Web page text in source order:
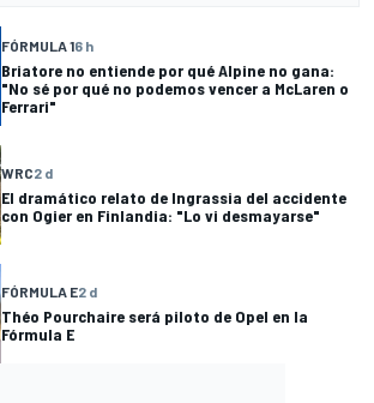
FÓRMULA 16 h
Briatore no entiende por qué Alpine no gana:
"No sé por qué no podemos vencer a McLaren o
Ferrari"
WRC2 d
El dramático relato de Ingrassia del accidente
con Ogier en Finlandia: "Lo vi desmayarse"
FÓRMULA E2 d
Théo Pourchaire será piloto de Opel en la
Fórmula E